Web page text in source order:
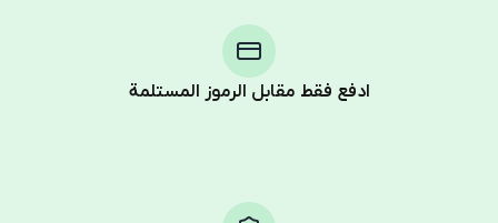
ادفع فقط مقابل الرموز المستلمة
Telegram using your card (or Google Pay, Apple Pay, or
other supported methods).
You use those Stars to pay our bot and complete the